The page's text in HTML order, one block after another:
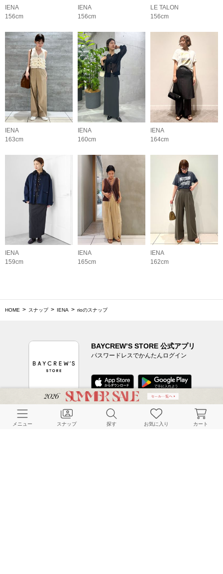
IENA
156cm
IENA
156cm
LE TALON
156cm
IENA
163cm
IENA
160cm
IENA
164cm
IENA
159cm
IENA
165cm
IENA
162cm
HOME スナップ IENA rioのスナップ
BAYCREW’S STORE 公式アプリ
パスワードレスでかんたんログイン
CUSTOMER SERVICE
メニュー スナップ 探す お気に入り カート